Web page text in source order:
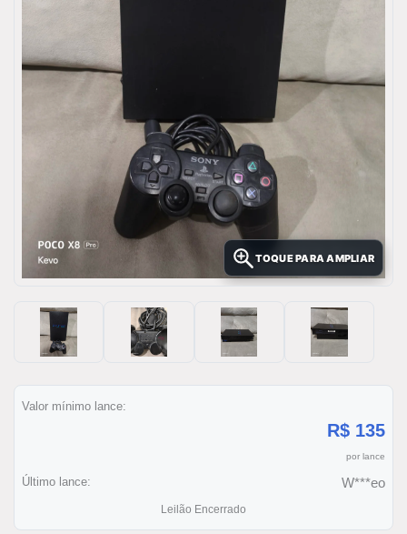
TOQUE PARA AMPLIAR
Valor mínimo lance:
R$ 135
por lance
Último lance: W***eo
Leilão Encerrado